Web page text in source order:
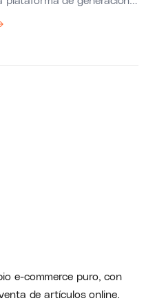
sobre temas
otros emprendedores;
de emprendimiento
el continente
e-commerce puro, con
de artículos online.